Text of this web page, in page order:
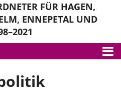
FÜR HAGEN,
ENNEPETAL UND